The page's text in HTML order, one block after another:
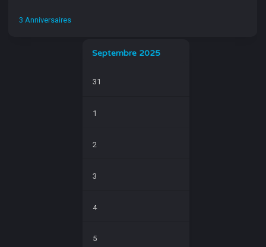
3 Anniversaires
Septembre 2025
31
1
2
3
4
5